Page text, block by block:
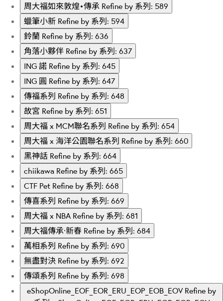
周大福如來敦煌•傳承 Refine by 系列: 589
蠟筆小新 Refine by 系列: 594
鈴蘭 Refine by 系列: 636
角落小夥伴 Refine by 系列: 637
ING 諾 Refine by 系列: 645
ING 圓 Refine by 系列: 647
傳福系列 Refine by 系列: 648
故宮 Refine by 系列: 651
周大福 x MCM聯名系列 Refine by 系列: 654
周大福 x 海洋公園聯名系列 Refine by 系列: 660
黑神話 Refine by 系列: 664
chiikawa Refine by 系列: 665
CTF Pet Refine by 系列: 668
傳喜系列 Refine by 系列: 669
周大福 x NBA Refine by 系列: 681
周大福傳承·新春 Refine by 系列: 684
萬相系列 Refine by 系列: 690
無盡對決 Refine by 系列: 692
傳頌系列 Refine by 系列: 698
eShopOnline_EOF_EOR_ERU_EOP_EOB_EOV Refine by